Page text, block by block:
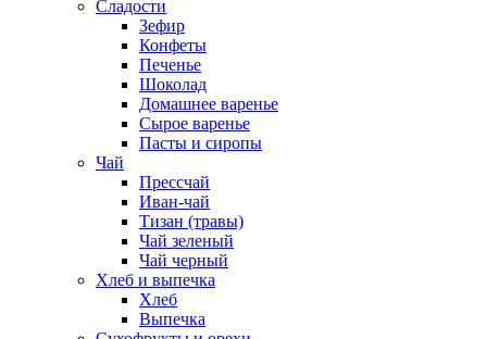
Сладости
Зефир
Конфеты
Печенье
Шоколад
Домашнее варенье
Сырое варенье
Пасты и сиропы
Чай
Прессчай
Иван-чай
Тизан (травы)
Чай зеленый
Чай черный
Хлеб и выпечка
Хлеб
Выпечка